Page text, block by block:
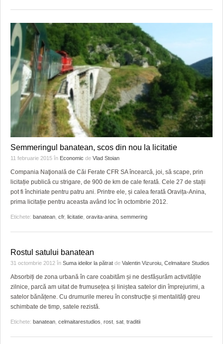
JURNAL DE CAMPANIE
ZÂMBETE AMARE
GRĂDINA TAICII DOMNULUI
ZIARISTU’ DE TERASĂ
CU OIŞTEA-N KIERKEGAARD
FINANŢĂRI DE LA A LA Z
PE SURSE
ULTRAMARIN VA RECOMANDA
CULTURA
CRONICĂ DE FILM
UNDE MERGEM
FILME DOCUMENTARE
CLIPURI VIDEO
JOCURI ONLINE
AFACERI
SĂNĂTATE
MAI MULTE
ACCIDENTE
ANUNŢURI
INFO SI UTILE
CULTURA
INVATAMANT
FILME DOCUMENTARE
CLIPURI VIDEO
FARMACII DIN TIMIŞOARA
HARTA TIMIŞOAREI
LICEE, ŞCOLI ŞI GRĂDINIŢE DIN TIMIŞ
Semmeringul banatean, scos din nou la licitatie
11 februarie 2015 în Economic de Vlad Stoian
Compania Naţională de Căi Ferate CFR SA încearcă, joi, să scape, prin
licitație publică cu strigare, de 900 de km de cale ferată. Cele 27 de stații
pot fi închiriate pentru patru ani. Printre ele, și calea ferată Oravița-Anina,
prima licitație pentru aceasta având loc în octombrie 2012.
Etichete: banatean, cfr, licitatie, oravita-anina, semmering
Rostul satului banatean
31 octombrie 2012 în Suma ideilor la pătrat de Valentin Vizuroiu, Celmaitare Studios
Absorbiți de zona urbană în care coabităm și ne desfășurăm activitățile
zilnice, parcă am uitat de frumusețea și liniștea satelor din împrejurimi, a
satelor bănățene. Cu drumurile mereu în construcție și mentalități greu
schimbate de timp, satele rezistă.
Etichete: banatean, celmaitarestudios, rost, sat, traditii